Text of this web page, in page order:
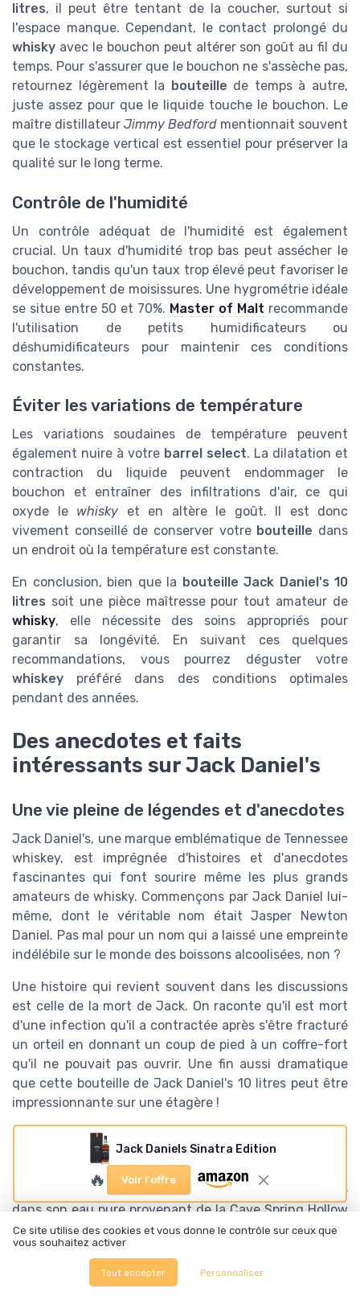
litres, il peut être tentant de la coucher, surtout si
l'espace manque. Cependant, le contact prolongé du
whisky avec le bouchon peut altérer son goût au fil du
temps. Pour s'assurer que le bouchon ne s'assèche pas,
retournez légèrement la
bouteille de temps à autre,
juste assez pour que le liquide touche le bouchon. Le
maître distillateur Jimmy Bedford mentionnait souvent
que le stockage vertical est essentiel pour préserver la
qualité sur le long terme.
Contrôle de l'humidité
Un contrôle adéquat de l'humidité est également
crucial. Un taux d'humidité trop bas peut assécher le
bouchon, tandis qu'un taux trop élevé peut favoriser le
développement de moisissures. Une hygrométrie idéale
se situe entre 50 et 70%. Master of Malt recommande
l'utilisation de petits humidificateurs ou
déshumidificateurs pour maintenir ces conditions
constantes.
Éviter les variations de température
Les variations soudaines de température peuvent
également nuire à votre barrel select. La dilatation et
contraction du liquide peuvent endommager le
bouchon et entraîner des infiltrations d'air, ce qui
oxyde le whisky et en altère le goût. Il est donc
vivement conseillé de conserver votre bouteille dans
un endroit où la température est constante.
En conclusion, bien que la bouteille Jack Daniel's 10
litres soit une pièce maîtresse pour tout amateur de
whisky, elle nécessite des soins appropriés pour
garantir sa longévité. En suivant ces quelques
recommandations, vous pourrez déguster votre
whiskey préféré dans des conditions optimales
pendant des années.
Des anecdotes et faits
intéressants sur Jack Daniel's
Une vie pleine de légendes et d'anecdotes
Jack Daniel's, une marque emblématique de Tennessee
whiskey, est imprégnée d'histoires et d'anecdotes
fascinantes qui font sourire même les plus grands
amateurs de whisky. Commençons par Jack Daniel lui-
même, dont le véritable nom était Jasper Newton
Daniel. Pas mal pour un nom qui a laissé une empreinte
indélébile sur le monde des boissons alcoolisées, non ?
Une histoire qui revient souvent dans les discussions
est celle de la mort de Jack. On raconte qu'il est mort
d'une infection qu'il a contractée après s'être fracturé
un orteil en donnant un coup de pied à un coffre-fort
qu'il ne pouvait pas ouvrir. Une fin aussi dramatique
que cette bouteille de Jack Daniel's 10 litres peut être
impressionnante sur une étagère !
La mystique de L'eau de cave Spring
L'une des clés du goût unique de Jack Daniel’s réside
dans son eau pure provenant de la Cave Spring Hollow
à Lynchburg, Tennessee. L'eau y est filtrée
naturellement à travers la roche calcaire, ce qui élimine
les impuretés et donne au whisky son profil distinct.
Cette attention aux détails explique pourquoi chaque
Jack Daniels Sinatra Edition
🔥 Voir l'offre
Ce site utilise des cookies et vous donne le contrôle sur ceux que
vous souhaitez activer
Tout accepter Personnaliser